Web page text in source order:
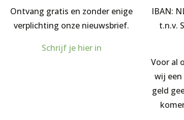
Ontvang gratis en zonder enige
verplichting onze nieuwsbrief.
Schrijf je hier in
IBAN:
t.n.v.
Voor al
wij
geld